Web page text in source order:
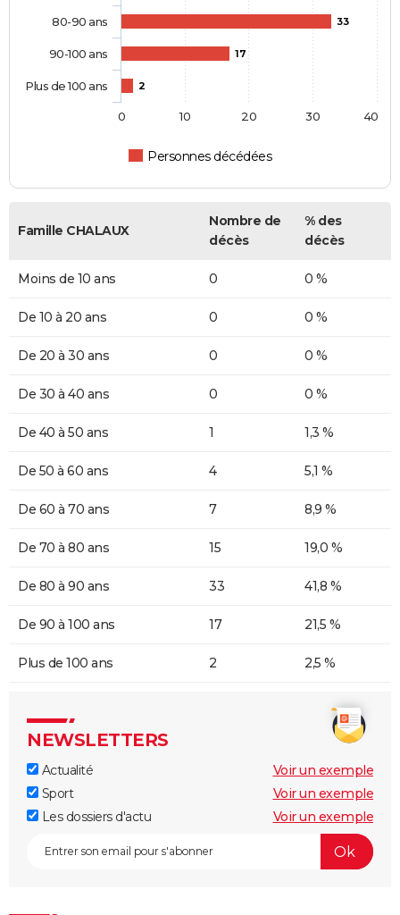
33
17
2
Personnes décédées
80-90 ans
90-100 ans
Plus de 100 ans
0 10 20 30 40
Famille CHALAUX
Nombre de
décès
% des
décès
Moins de 10 ans 0 0 %
De 10 à 20 ans 0 0 %
De 20 à 30 ans 0 0 %
De 30 à 40 ans 0 0 %
De 40 à 50 ans 1 1,3 %
De 50 à 60 ans 4 5,1 %
De 60 à 70 ans 7 8,9 %
De 70 à 80 ans 15 19,0 %
De 80 à 90 ans 33 41,8 %
De 90 à 100 ans 17 21,5 %
Plus de 100 ans 2 2,5 %
NEWSLETTERS
Actualité
Voir un exemple
Sport
Voir un exemple
Les dossiers d'actu
Voir un exemple